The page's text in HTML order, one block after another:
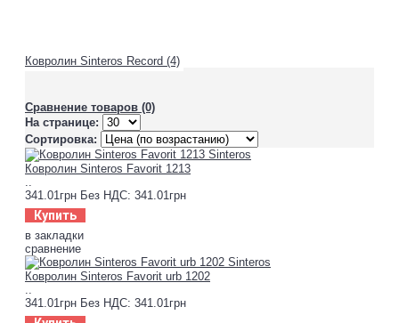
Ковролин Sinteros Record (4)
Сравнение товаров (0)
На странице:
Сортировка:
Ковролин Sinteros Favorit 1213
341.01грн Без НДС: 341.01грн
Купить
в закладки
сравнение
Ковролин Sinteros Favorit urb 1202
341.01грн Без НДС: 341.01грн